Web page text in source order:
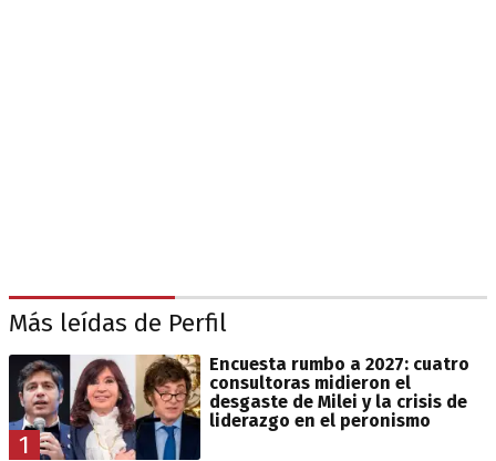
Más leídas de Perfil
1
Encuesta rumbo a 2027: cuatro
consultoras midieron el
desgaste de Milei y la crisis de
liderazgo en el peronismo